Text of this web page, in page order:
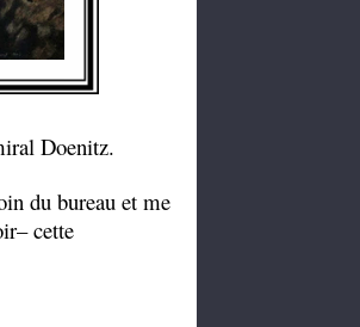
Doenitz.
du bureau et me
cette